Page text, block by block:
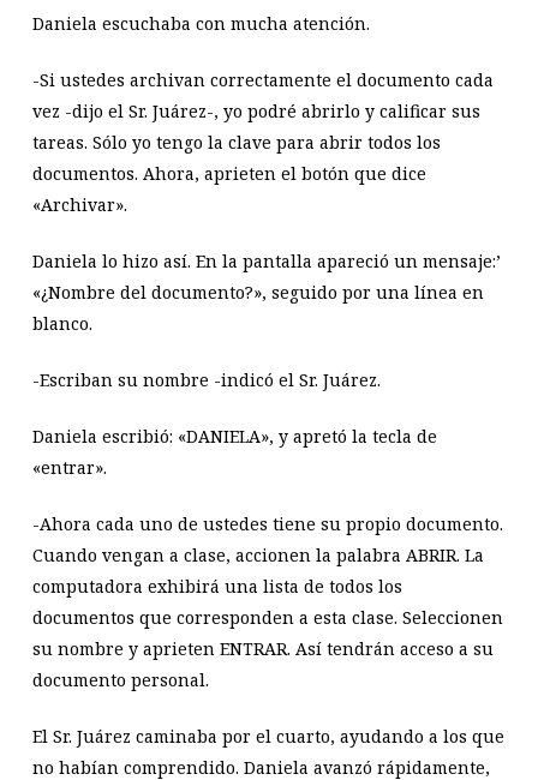
Daniela escuchaba con mucha atención.
-Si ustedes archivan correctamente el documento cada
vez -dijo el Sr. Juárez-, yo podré abrirlo y calificar sus
tareas. Sólo yo tengo la clave para abrir todos los
documentos. Ahora, aprieten el botón que dice
«Archivar».
Daniela lo hizo así. En la pantalla apareció un mensaje:’
«¿Nombre del documento?», seguido por una línea en
blanco.
-Escriban su nombre -indicó el Sr. Juárez.
Daniela escribió: «DANIELA», y apretó la tecla de
«entrar».
-Ahora cada uno de ustedes tiene su propio documento.
Cuando vengan a clase, accionen la palabra ABRIR. La
computadora exhibirá una lista de todos los
documentos que corresponden a esta clase. Seleccionen
su nombre y aprieten ENTRAR. Así tendrán acceso a su
documento personal.
El Sr. Juárez caminaba por el cuarto, ayudando a los que
no habían comprendido. Daniela avanzó rápidamente,